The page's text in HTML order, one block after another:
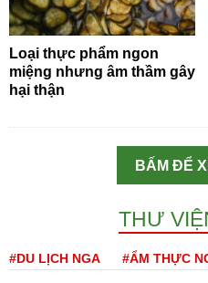
Loại thực phẩm ngon
miệng nhưng âm thầm gây
hại thận
BẤM ĐỂ
THƯ
#DU LỊCH NGA #ẨM THỰC